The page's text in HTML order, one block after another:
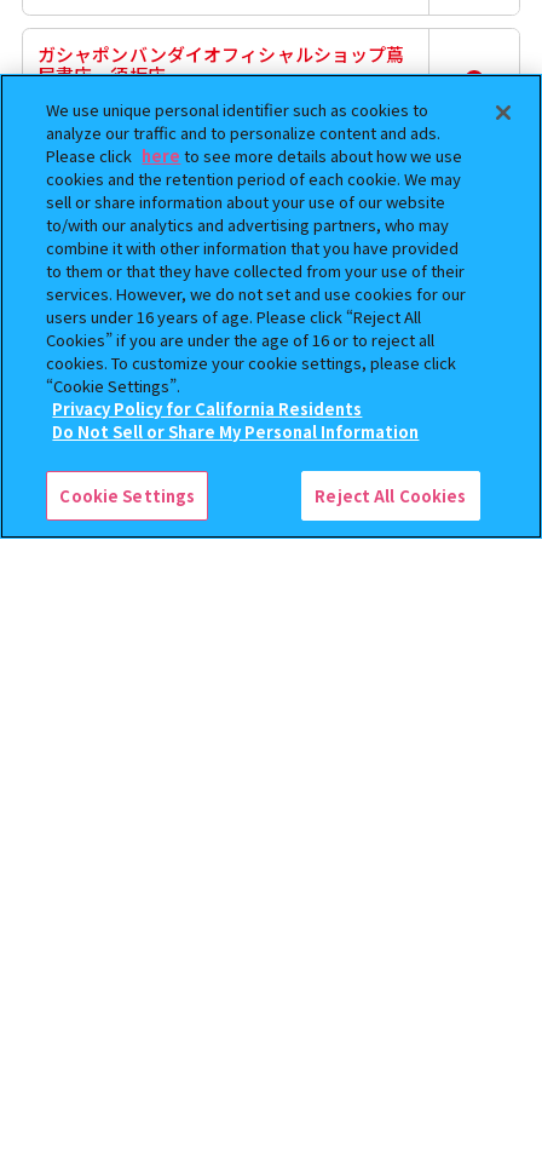
検索中の商品
Polly Pocket ミニチュアチャーム２
ガシャポンバンダイオフィシャルショップ蔦
屋書店 須坂店
長野県 須坂市 井上770
164.4km
ガシャポンバンダイオフィシャルショップイ
オンシネマ須坂店
長野県須坂市大字福島386番地1 イオンモール須坂4F
164.7km
ガシャポンバンダイオフィシャルショップ蔦
屋書店 中野店
長野県中野市大字吉田550
167.3km
取扱商品
長野県長野市村山502-1
167.3km
取扱商品
We use unique personal identifier such as cookies to
analyze our traffic and to personalize content and ads.
Please click here to see more details about how we use
cookies and the retention period of each cookie. We may
sell or share information about your use of our website
to/with our analytics and advertising partners, who may
combine it with other information that you have provided
to them or that they have collected from your use of their
services. However, we do not set and use cookies for our
users under 16 years of age. Please click “Reject All
Cookies” if you are under the age of 16 or to reject all
cookies. To customize your cookie settings, please click
“Cookie Settings”.
Privacy Policy for California Residents
Do Not Sell or Share My Personal Information
Cookie Settings Reject All Cookies